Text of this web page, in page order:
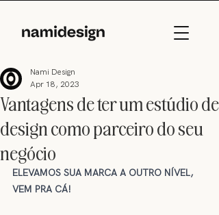
Vantagens de ter um estúdio de
design como parceiro do seu
negócio
Nami Design
Apr 18, 2023
ELEVAMOS SUA MARCA A OUTRO NÍVEL,
VEM PRA CÁ!